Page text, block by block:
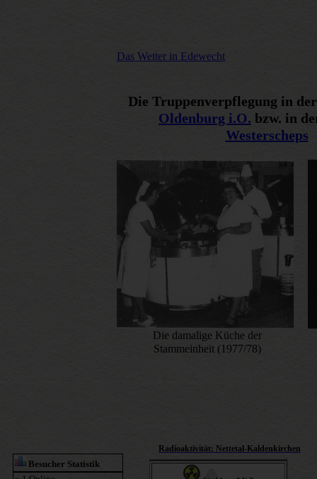
Das Wetter in Edewecht
Die Truppenverpflegung in
Oldenburg i.O. bzw. in
Westerscheps
Die damalige Küche der
Stammeinheit (1977/78)
Radioaktivität: Nettetal-Kaldenkirchen